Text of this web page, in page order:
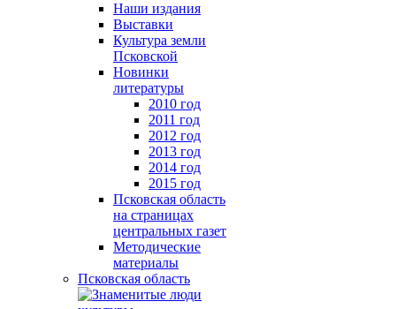
Наши издания
Выставки
Культура земли
Псковской
Новинки
литературы
2010 год
2011 год
2012 год
2013 год
2014 год
2015 год
Псковская область
на страницах
центральных газет
Методические
материалы
Псковская область